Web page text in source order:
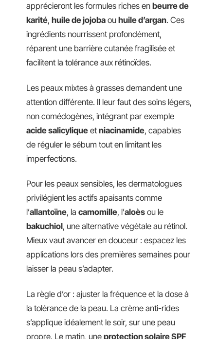
apprécieront les formules riches en beurre de
karité, huile de jojoba ou huile d’argan. Ces
ingrédients nourrissent profondément,
réparent une barrière cutanée fragilisée et
facilitent la tolérance aux rétinoïdes.
Les peaux mixtes à grasses demandent une
attention différente. Il leur faut des soins légers,
non comédogènes, intégrant par exemple
acide salicylique et niacinamide, capables
de réguler le sébum tout en limitant les
imperfections.
Pour les peaux sensibles, les dermatologues
privilégient les actifs apaisants comme
l’allantoïne, la camomille, l’aloès ou le
bakuchiol, une alternative végétale au rétinol.
Mieux vaut avancer en douceur : espacez les
applications lors des premières semaines pour
laisser la peau s’adapter.
La règle d’or : ajuster la fréquence et la dose à
la tolérance de la peau. La crème anti-rides
s’applique idéalement le soir, sur une peau
propre. Le matin, une protection solaire SPF